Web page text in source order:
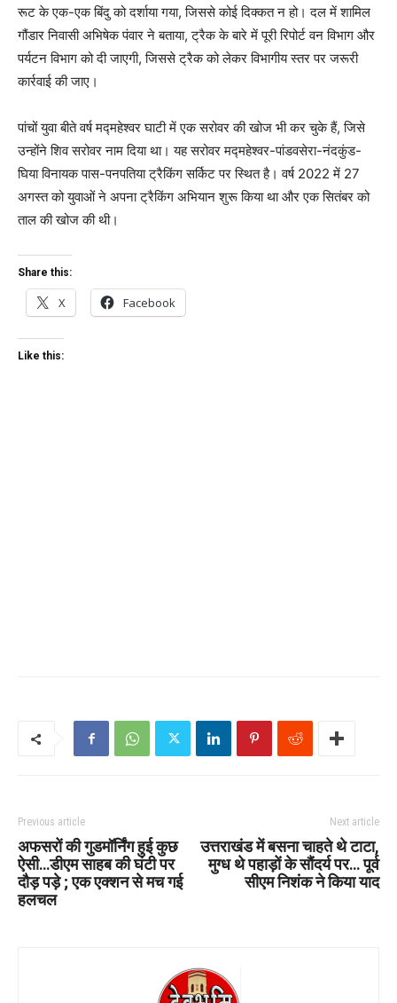
रूट के एक-एक बिंदु को दर्शाया गया, जिससे कोई दिक्कत न हो। दल में शामिल
गौंडार निवासी अभिषेक पंवार ने बताया, ट्रैक के बारे में पूरी रिपोर्ट वन विभाग और
पर्यटन विभाग को दी जाएगी, जिससे ट्रैक को लेकर विभागीय स्तर पर जरूरी
कार्रवाई की जाए।
पांचों युवा बीते वर्ष मद्महेश्वर घाटी में एक सरोवर की खोज भी कर चुके हैं, जिसे
उन्होंने शिव सरोवर नाम दिया था। यह सरोवर मद्महेश्वर-पांडवसेरा-नंदकुंड-
घिया विनायक पास-पनपतिया ट्रैकिंग सर्किट पर स्थित है। वर्ष 2022 में 27
अगस्त को युवाओं ने अपना ट्रैकिंग अभियान शुरू किया था और एक सितंबर को
ताल की खोज की थी।
Share this:
X Facebook
Like this:
Previous article
अफसरों की गुडमॉर्निंग हुई कुछ
ऐसी…डीएम साहब की घंटी पर
दाैड़ पड़े ; एक एक्शन से मच गई
हलचल
Next article
उत्तराखंड में बसना चाहते थे टाटा,
मुग्ध थे पहाड़ों के सौंदर्य पर… पूर्व
सीएम निशंक ने किया याद